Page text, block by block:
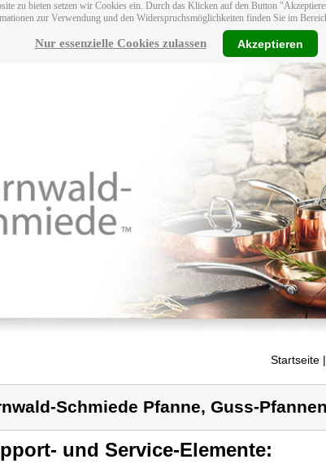
zu bieten setzen wir Cookies ein. Durch das Klicken auf den Button
zur Verwendung und den Widerspruchsmöglichkeiten finden Sie im
Nur essenzielle Cookies zulassen Akzeptieren
Startseite
Schmiede Pfanne, Guss-
und Service-Elemente: